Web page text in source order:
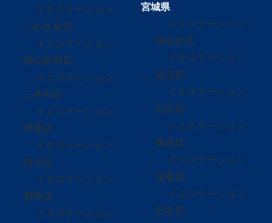
イエステーション
いわき泉店
イエステーション
郡山富田店
イエステーション
二本松店
イエステーション
伊達店
イエステーション
白河店
イエステーション
相馬店
イエステーション
宮城県
イエステーション
南仙台店
イエステーション
岩沼店
イエステーション
白石店
イエステーション
角田店
イエステーション
塩竈店
イエステーション
石巻店